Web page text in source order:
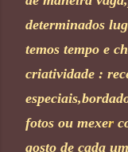
determinados
temos tempo e
criatividade :
fotos ou mexer
gosto de cada